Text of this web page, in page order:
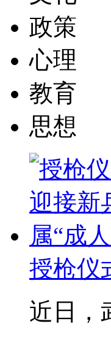
政策
心理
教育
思想
授枪仪
近日，